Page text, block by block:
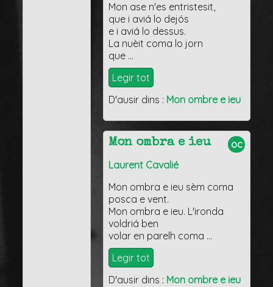
Mon ase n'es entristesit,
que i aviá lo dejós
e i aviá lo dessus.
La nuèit coma lo jorn
que …
Legir tot
D'ausir dins : Mon ombre e ieu
oc
Mon ombra e ieu
Laurent Cavalié
Mon ombra e ieu sèm coma
posca e vent.
Mon ombra e ieu. L'ironda
voldriá ben
volar en parelh coma …
Legir tot
D'ausir dins : Mon ombre e ieu